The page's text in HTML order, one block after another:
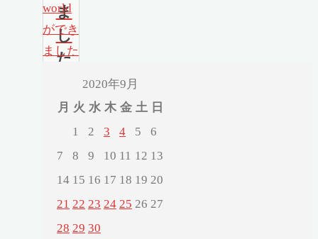
ま
し
た
world
ができ
ました
2020年9月
月 火 水 木 金 土 日
1
2 3 4 5
6
7
8 9 10 11 12 13
14 15 16 17 18 19 20
21 22 23 24 25 26 27
28 29 30